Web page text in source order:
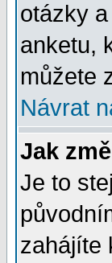
otázky
anketu,
můžete
Návrat
Jak
Je to
zahájíte